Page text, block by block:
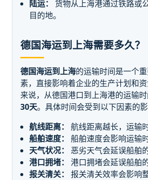
陆运：
货物从上海港通过铁路或
目的地。
德国海运到上海需要多久？
德国海运到上海的运输时间是一个
素，直接影响着企业的生产计划和
来说，从德国港口到上海港的运输
30天。具体时间会受到以下因素的影
航线距离：
航线距离越长，运输
船舶速度：
船舶速度会影响运输时
天气状况：
恶劣天气会延误船舶
港口拥堵：
港口拥堵会延误船舶
报关清关：
报关清关效率会影响